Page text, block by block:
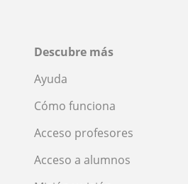
Descubre más
Ayuda
Cómo funciona
Acceso profesores
Acceso a alumnos